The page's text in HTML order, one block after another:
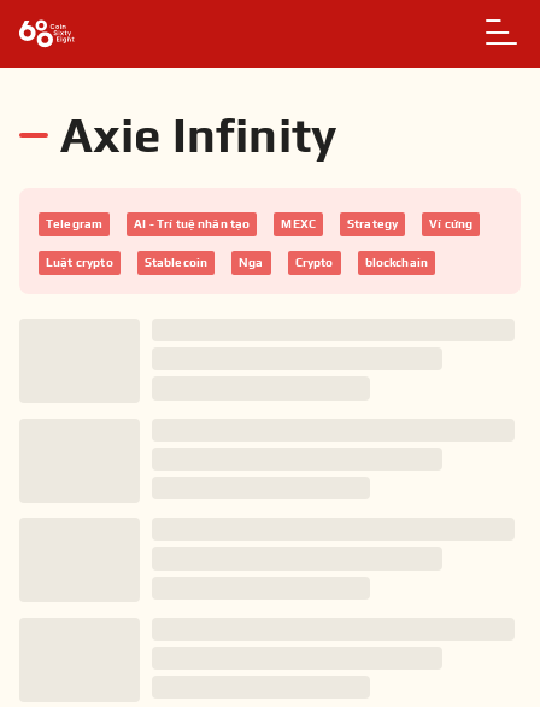
Axie Infinity
Telegram AI - Trí tuệ nhân tạo MEXC Strategy Ví cứng
Luật crypto Stablecoin Nga Crypto blockchain